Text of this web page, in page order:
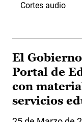
Cortes audio
El
Portal de
con
servicios